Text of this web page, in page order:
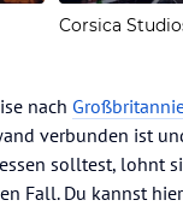
Corsica
nach
verbunden ist
solltest, lohnt
Fall. Du kannst